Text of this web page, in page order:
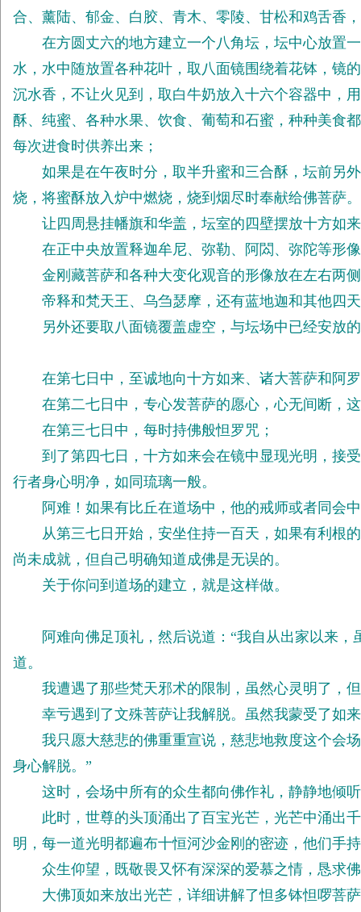
合、薰陆、郁金、白胶、青木、零陵、甘松和鸡舌香
在方圆丈六的地方建立一个八角坛，坛中心放置一
水，水中随放置各种花叶，取八面镜围绕着花钵，镜
沉水香，不让火见到，取白牛奶放入十六个容器中，
酥、纯蜜、各种水果、饮食、葡萄和石蜜，种种美食
每次进食时供养出来；
如果是在午夜时分，取半升蜜和三合酥，坛前另外
烧，将蜜酥放入炉中燃烧，烧到烟尽时奉献给佛菩萨。
让四周悬挂幡旗和华盖，坛室的四壁摆放十方如来
在正中央放置释迦牟尼、弥勒、阿閦、弥陀等形
金刚藏菩萨和各种大变化观音的形像放在左右两
帝释和梵天王、乌刍瑟摩，还有蓝地迦和其他四天
另外还要取八面镜覆盖虚空，与坛场中已经安放的
在第七日中，至诚地向十方如来、诸大菩萨和阿罗
在第二七日中，专心发菩萨的愿心，心无间断，这
在第三七日中，每时持佛般怛罗咒；
到了第四七日，十方如来会在镜中显现光明，接受
行者身心明净，如同琉璃一般。
阿难！如果有比丘在道场中，他的戒师或者同会
从第三七日开始，安坐住持一百天，如果有利根的
尚未成就，但自己明确知道成佛是无误的。
关于你问到道场的建立，就是这样做。
阿难向佛足顶礼，然后说道：“我自从出家以来，
道。
我遭遇了那些梵天邪术的限制，虽然心灵明了，但
幸亏遇到了文殊菩萨让我解脱。虽然我蒙受了如来
我只愿大慈悲的佛重重宣说，慈悲地救度这个会场
身心解脱。”
这时，会场中所有的众生都向佛作礼，静静地倾
此时，世尊的头顶涌出了百宝光芒，光芒中涌出千
明，每一道光明都遍布十恒河沙金刚的密迹，他们手
众生仰望，既敬畏又怀有深深的爱慕之情，恳求
大佛顶如来放出光芒，详细讲解了怛多钵怛啰菩萨